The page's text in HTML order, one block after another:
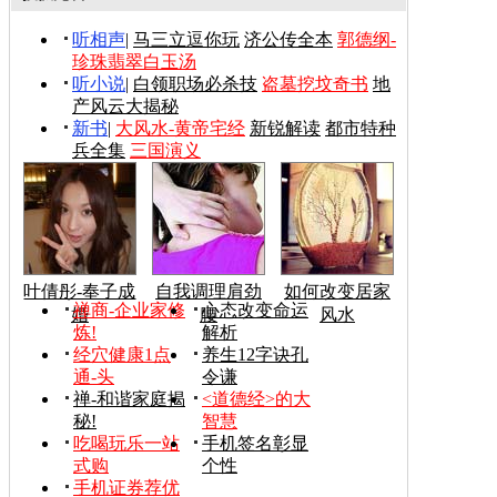
听相声| 马三立逗你玩 济公传全本 郭德纲-
珍珠翡翠白玉汤
听小说| 白领职场必杀技 盗墓挖坟奇书 地
产风云大揭秘
新书| 大风水-黄帝宅经 新锐解读 都市特种
兵全集 三国演义
叶倩彤-奉子成
婚
自我调理肩劲
腰
如何改变居家
风水
禅商-企业家修
炼!
心态改变命运
解析
经穴健康1点
通-头
养生12字诀孔
令谦
禅-和谐家庭揭
秘!
<道德经>的大
智慧
吃喝玩乐一站
式购
手机签名彰显
个性
手机证券荐优